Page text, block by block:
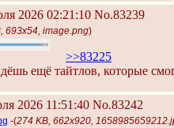
2026 02:21:10 No.83239
693x54, image.png)
>>83225
ещё тайтлов, которые
2026 11:51:40 No.83242
-(274 KB, 662x920,